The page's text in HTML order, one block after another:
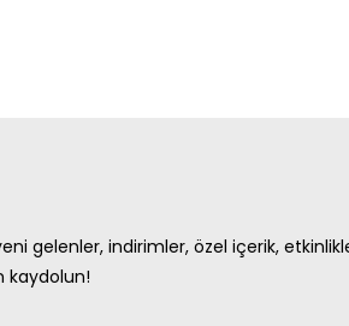
gelenler, indirimler, özel içerik,
kaydolun!